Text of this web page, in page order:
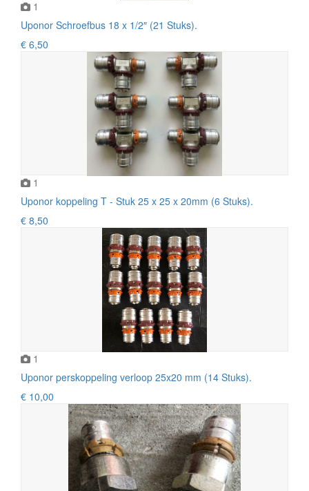
1
Uponor Schroefbus 18 x 1/2″ (21 Stuks).
€ 6,50
1
Uponor koppeling T - Stuk 25 x 25 x 20mm (6 Stuks).
€ 8,50
1
Uponor perskoppeling verloop 25x20 mm (14 Stuks).
€ 10,00